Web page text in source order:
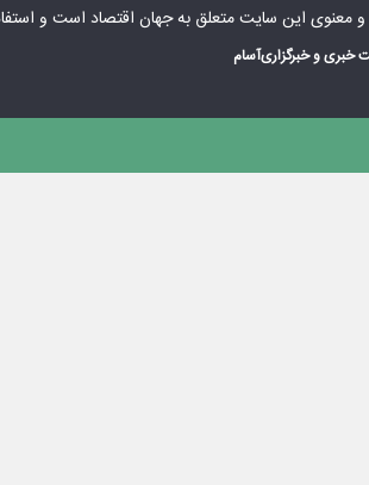
معنوی این سایت متعلق بهجهان اقتصاد است و
خبری و خبرگزاریآسام